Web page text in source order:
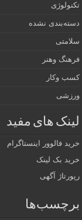
تکنولوژی
دسته‌بندی نشده
سلامتی
فرهنگ وهنر
کسب وکار
ورزشی
لینک های مفید
خرید فالوور اینستاگرام
خرید بک لینک
رپورتاژ آگهی
برچسب‌ها